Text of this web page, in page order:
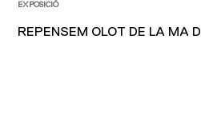
EXPOSICIÓ
REPENSEM OLOT DE LA MA